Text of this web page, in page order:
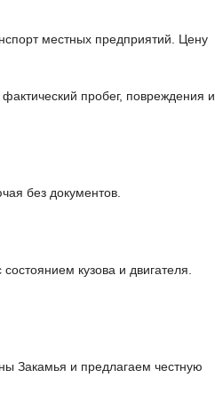
местных предприятий. Цену
пробег, повреждения и
без документов.
кузова и двигателя.
Закамья и предлагаем честную